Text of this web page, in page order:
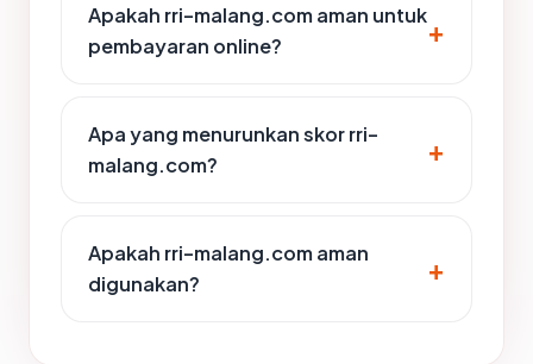
Apakah rri-malang.com aman untuk
pembayaran online?
Apa yang menurunkan skor rri-
malang.com?
Apakah rri-malang.com aman
digunakan?